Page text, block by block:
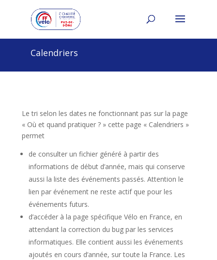
Calendriers
Le tri selon les dates ne fonctionnant pas sur la page
« Où et quand pratiquer ? » cette page « Calendriers »
permet
de consulter un fichier généré à partir des
informations de début d’année, mais qui conserve
aussi la liste des événements passés. Attention le
lien par événement ne reste actif que pour les
événements futurs.
d’accéder à la page spécifique Vélo en France, en
attendant la correction du bug par les services
informatiques. Elle contient aussi les événements
ajoutés en cours d’année, sur toute la France. Les